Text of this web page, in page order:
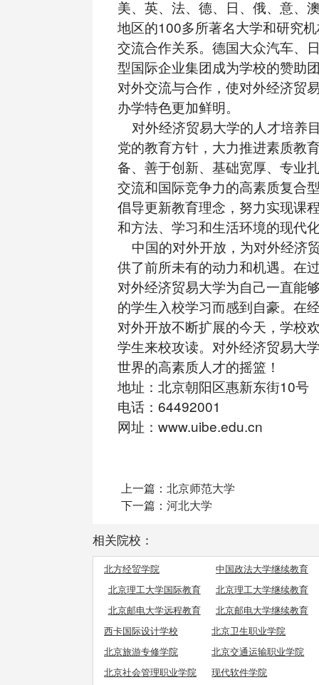
美、英、法、德、日、俄、意、
地区的100多所著名大学和研究
交流合作关系。德国大众汽车、
型国际企业集团成为学校的赞助
对外交流与合作，使对外经济贸
办学特色更加鲜明。
对外经济贸易大学的人才培养
党的教育方针，大力推进素质教
备、善于创新、基础宽厚、专业
交流和国际竞争力的高素质复合
倡导更新教育理念，努力实现课
和方法、学习和生活环境的现代
中国的对外开放，为对外经济
供了前所未有的动力和机遇。在
对外经济贸易大学为自己一直能
的学生入校学习而感到自豪。在
对外开放不断扩展的今天，学校
学生来校攻读。对外经济贸易大
世界的高素质人才的摇篮！
地址：北京朝阳区惠新东街10号
电话：64492001
网址：www.uibe.edu.cn
上一篇： 北京师范大学
下一篇： 河北大学
相关院校：
北方经贸学院
中国政法大学继续教育
学院
北京理工大学国际教育
学院
北京理工大学继续教育
学院
北京邮电大学远程教育
学院
北京邮电大学继续教育
学院职业教育
西卡国际设计学校
北京卫生职业学院
北京旅游专修学院
北京交通运输职业学院
北京社会管理职业学院
现代软件学院